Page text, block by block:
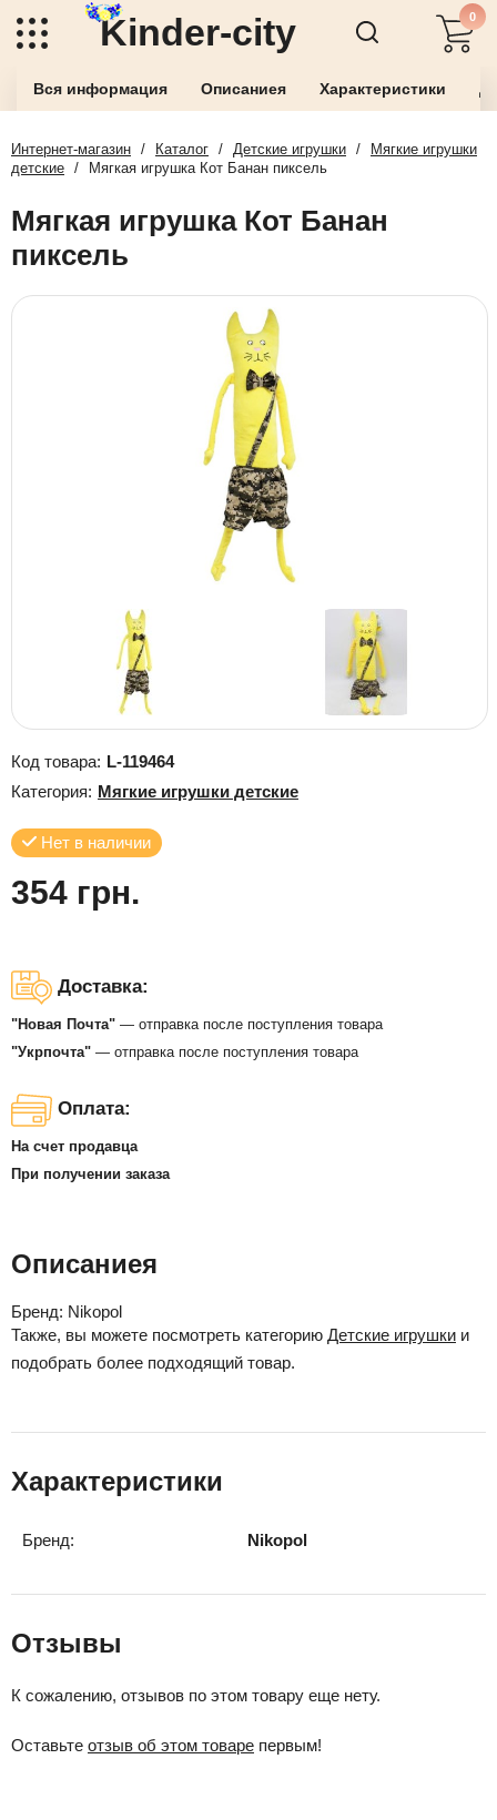
Kinder-city 0
Вся информация Описаниея Характеристики
Интернет-магазин / Каталог / Детские игрушки /
Мягкие игрушки
детские / Мягкая игрушка Кот Банан пиксель
Мягкая игрушка Кот Банан
пиксель
Код товара: L-119464
Категория: Мягкие игрушки детские
Нет в наличии
354 грн.
Доставка:
"Новая Почта" — отправка после поступления товара
"Укрпочта" — отправка после поступления товара
Оплата:
На счет продавца
При получении заказа
Описаниея
Бренд: Nikopol
Также, вы можете посмотреть категорию Детские игрушки и
подобрать более подходящий товар.
Характеристики
Бренд: Nikopol
Отзывы
К сожалению, отзывов по этом товару еще нету.
Оставьте отзыв об этом товаре первым!